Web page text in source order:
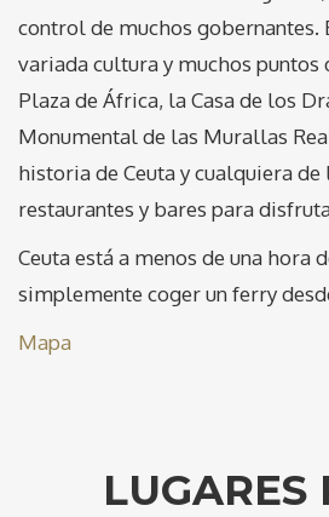
control de muchos gobernantes.
variada cultura y muchos puntos
Plaza de África, la Casa de los
Monumental de las Murallas
historia de Ceuta y cualquiera
restaurantes y bares para
Ceuta está a menos de una hora
simplemente coger un ferry
Mapa
LUGARES